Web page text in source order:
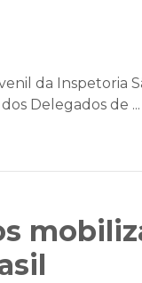
da Inspetoria
Delegados de ...